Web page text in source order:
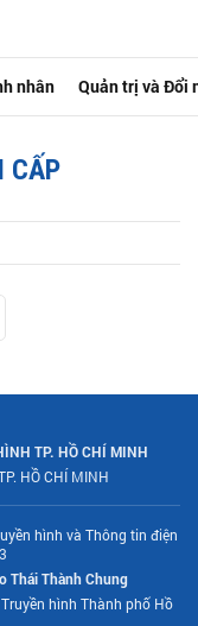
nhân Quản trị và Đổi
CẤP
TP. HỒ CHÍ MINH
HỒ CHÍ MINH
hình và Thông tin điện
Thái Thành Chung
hình Thành phố Hồ